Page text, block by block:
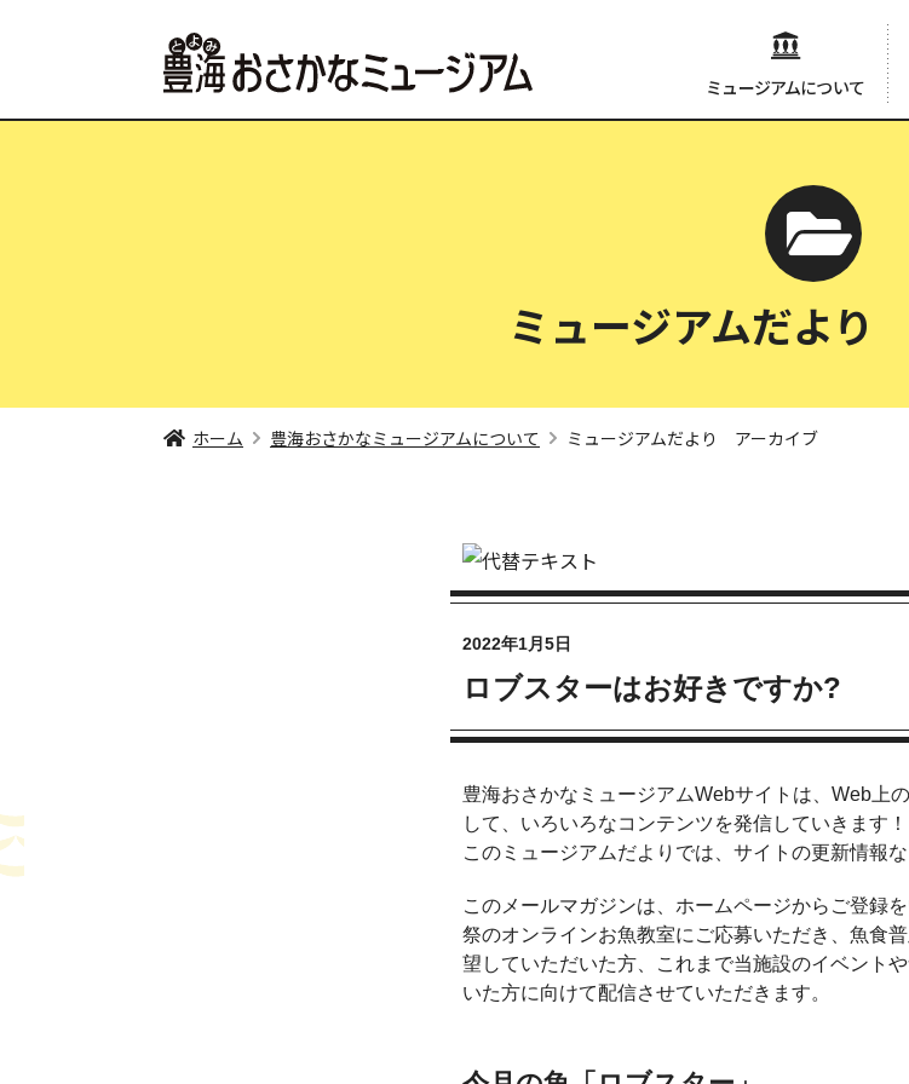
ミュージアムについて
ミュージアムだよ
ホーム 豊海おさかなミュージアムについて ミュージアムだより アーカイブ
2022年1月5日
ロブスターはお好きですか?
豊海おさかなミュージアムWebサイトは、Web上
して、いろいろなコンテンツを発信していきます！
このミュージアムだよりでは、サイトの更新情報
このメールマガジンは、ホームページからご登録
祭のオンラインお魚教室にご応募いただき、魚食
望していただいた方、これまで当施設のイベント
いた方に向けて配信させていただきます。